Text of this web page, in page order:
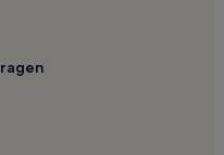
Park